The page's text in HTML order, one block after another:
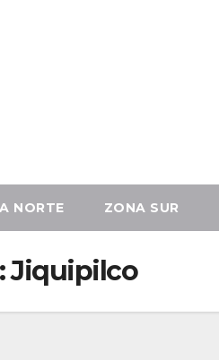
NORTE ZONA SUR
Jiquipilco